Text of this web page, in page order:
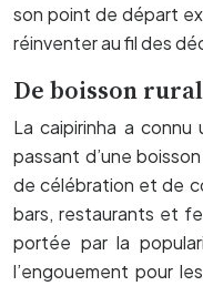
son point de départ
réinventer au fil des
De boisson
La caipirinha a
passant d’une
de célébration et de
bars, restaurants et
portée par la
l’engouement pour